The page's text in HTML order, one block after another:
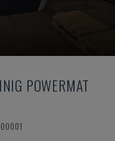
POWERMAT